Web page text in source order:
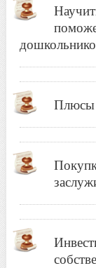
Плюсы